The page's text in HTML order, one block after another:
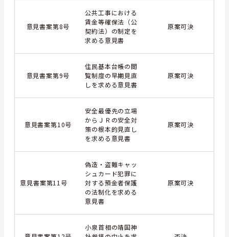
意見書案第8号
公共工事における
賃金等確保法（公
契約法）の制定を
求める意見書
原案可決
意見書案第9号
住民基本台帳の閲
覧制度の早期見直
しを求める意見書
原案可決
意見書案第10号
安全最優先の立場
からＪＲの安全対
策の根本的見直し
を求める意見書
原案可決
意見書案第11号
偽造・盗難キャッ
シュカード犯罪に
対する預金者保護
の法制化を求める
意見書
原案可決
小泉首相の靖国神